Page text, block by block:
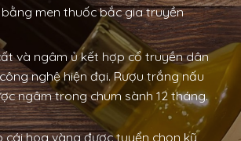
nấu 100% từ gạo nếp cái hoa vàng,
bằng men thuốc bắc gia truyền
và ngâm ủ kết hợp cổ truyền dân
nghệ hiện đại. Rượu trắng nấu
ngâm trong chum sành 12 tháng.